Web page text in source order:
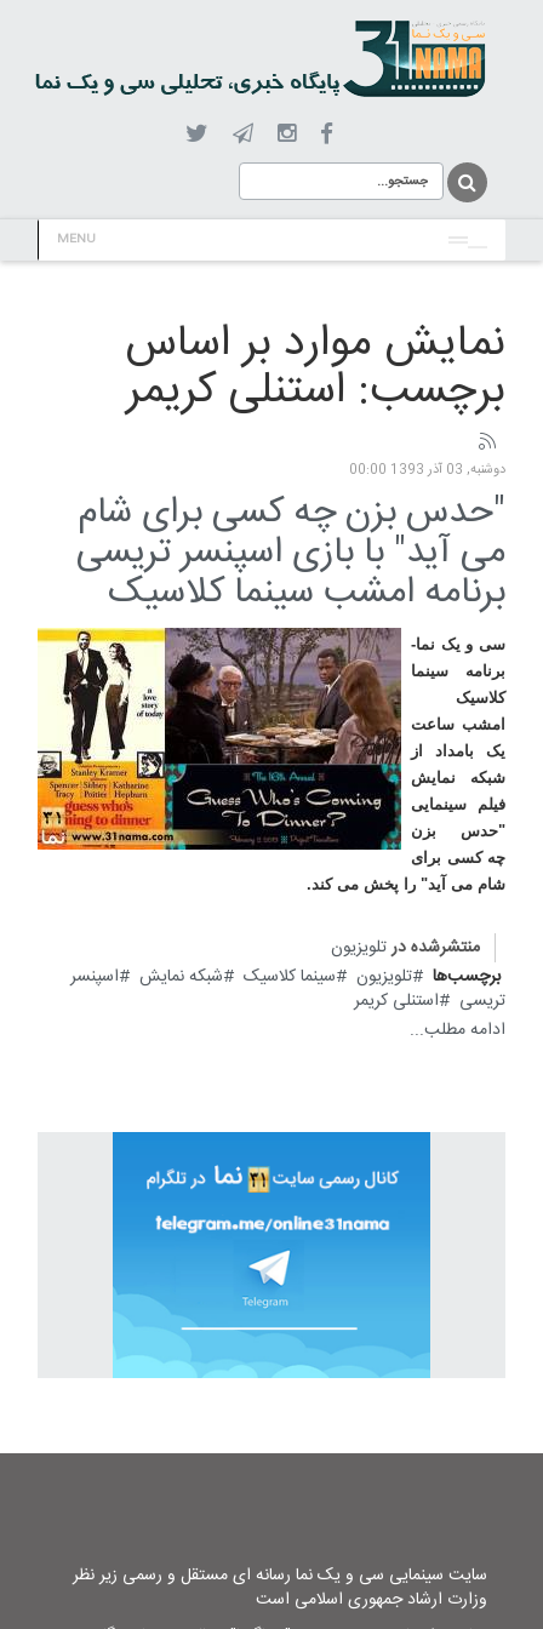
MENU
نمایش موارد بر اساس
برچسب: استنلی کریمر
دوشنبه, 03 آذر 1393 00:00
"حدس بزن چه کسی برای شام
می آید" با بازی اسپنسر تریسی
برنامه امشب سینما کلاسیک
سی و یک نما-
برنامه سینما
کلاسیک
امشب ساعت
یک بامداد از
شبکه نمایش
فیلم سینمایی
"حدس بزن
چه کسی برای
شام می آید" را پخش می کند.
منتشرشده درتلویزیون
برچسب‌ها
تلویزیون سینما کلاسیک شبکه نمایش
اسپنسر
تریسی
استنلی کریمر
ادامه مطلب...
سایت سینمایی سی و یک نما رسانه ای مستقل و رسمی زیر نظر
وزارت ارشاد جمهوری اسلامی است